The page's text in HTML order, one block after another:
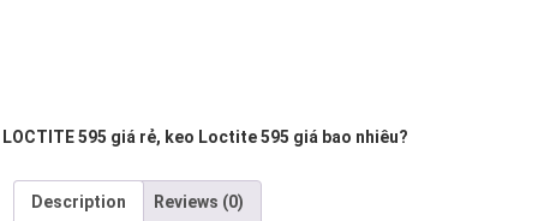
LOCTITE 595 giá rẻ, keo Loctite 595 giá bao nhiêu?
Description Reviews (0)